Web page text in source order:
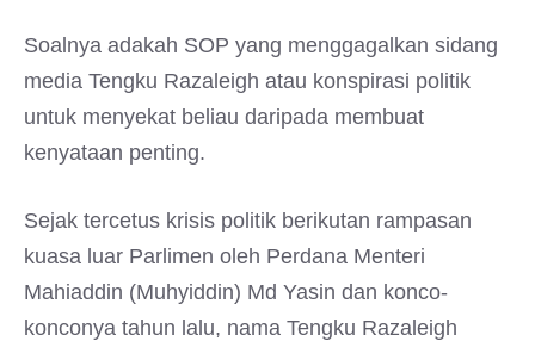
Soalnya adakah SOP yang menggagalkan sidang
media Tengku Razaleigh atau konspirasi politik
untuk menyekat beliau daripada membuat
kenyataan penting.
Sejak tercetus krisis politik berikutan rampasan
kuasa luar Parlimen oleh Perdana Menteri
Mahiaddin (Muhyiddin) Md Yasin dan konco-
konconya tahun lalu, nama Tengku Razaleigh